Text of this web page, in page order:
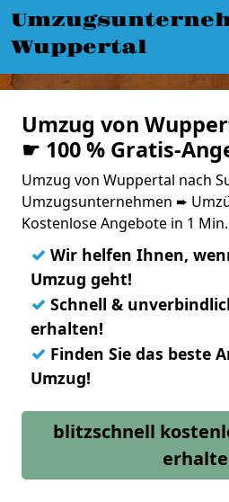
Wuppertal
Umzug von
☛ 100 % Gratis-
Umzug von Wuppertal nach
Umzugsunternehmen ➨
Kostenlose Angebote in 1 Min.
✓ Wir helfen Ihnen,
Umzug geht!
✓ Schnell &
erhalten!
✓ Finden Sie das beste
Umzug!
blitzschnell